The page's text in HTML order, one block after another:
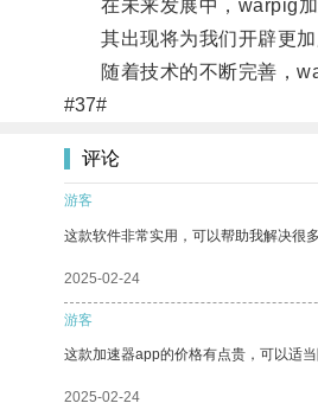
在未来发展中，warpig加
其出现将为我们开辟更加
随着技术的不断完善，
#37#
评论
游客
这款软件非常实用，可以帮助我解决很多
2025-02-24
游客
这款加速器app的价格有点贵，可以适
2025-02-24